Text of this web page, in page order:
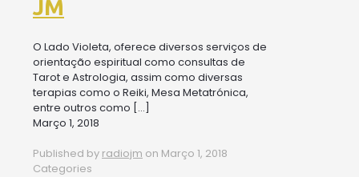
JM
O Lado Violeta, oferece diversos serviços de
orientação espiritual como consultas de
Tarot e Astrologia, assim como diversas
terapias como o Reiki, Mesa Metatrónica,
entre outros como […]
Março 1, 2018
Published by radiojm on Março 1, 2018
Categories